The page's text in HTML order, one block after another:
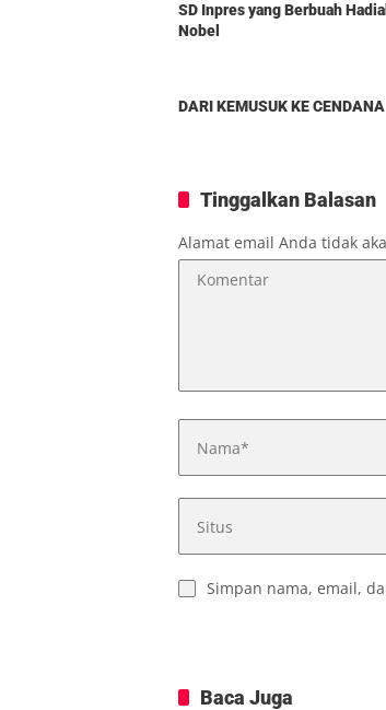
SD Inpres yang Berbuah
Nobel
DARI KEMUSUK KE CENDANA
Tinggalkan Balasan
Alamat email Anda tidak
Simpan nama, email,
Baca Juga